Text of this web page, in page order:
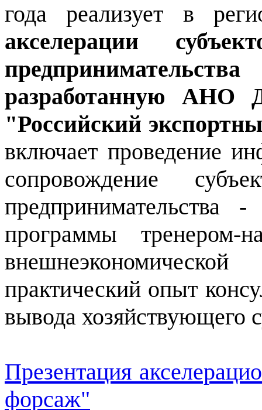
года реализует в
акселерации
разработанную
"Российский
включает проведение
сопровождение
предпринимательства -
программы тренером-
практический опыт
вывода хозяйствующего
Презентация
форсаж"